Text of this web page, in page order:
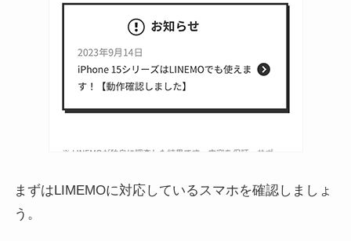
まずはLIMEMOに対応しているスマホを確認しましょ
う。